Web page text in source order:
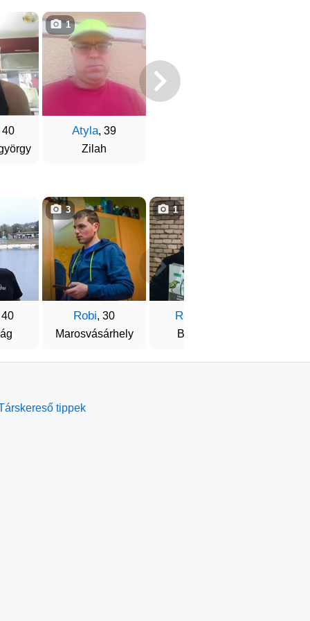
40
Atyla, 39
Zilah
1
40
Robi, 30
Marosvásárhely
3
Róbert
Beszterce
1
tippek